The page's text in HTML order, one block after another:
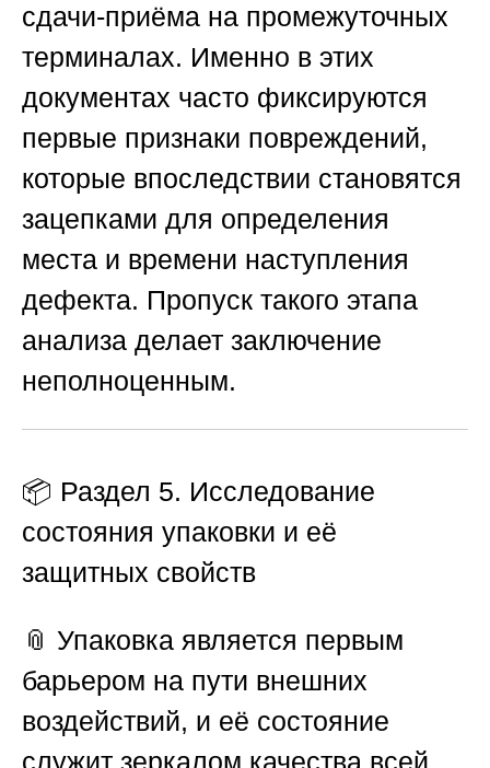
сдачи-приёма на промежуточных
терминалах. Именно в этих
документах часто фиксируются
первые признаки повреждений,
которые впоследствии становятся
зацепками для определения
места и времени наступления
дефекта. Пропуск такого этапа
анализа делает заключение
неполноценным.
📦 Раздел 5. Исследование
состояния упаковки и её
защитных свойств
📎 Упаковка является первым
барьером на пути внешних
воздействий, и её состояние
служит зеркалом качества всей